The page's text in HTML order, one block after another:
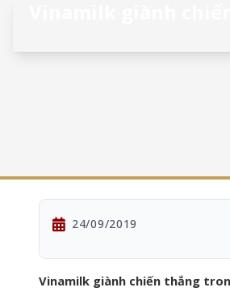
24/09/2019
Vinamilk giành chiến thắng